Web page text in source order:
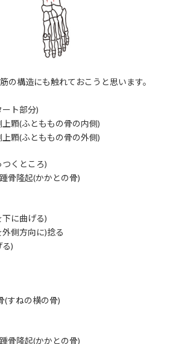
の構造にも触れておこうと思います。
ト部分)
顆(ふとももの骨の内側)
顆(ふとももの骨の外側)
くところ)
骨隆起(かかとの骨)
に曲げる)
側方向に)捻る
)
(すねの横の骨)
骨隆起(かかとの骨)